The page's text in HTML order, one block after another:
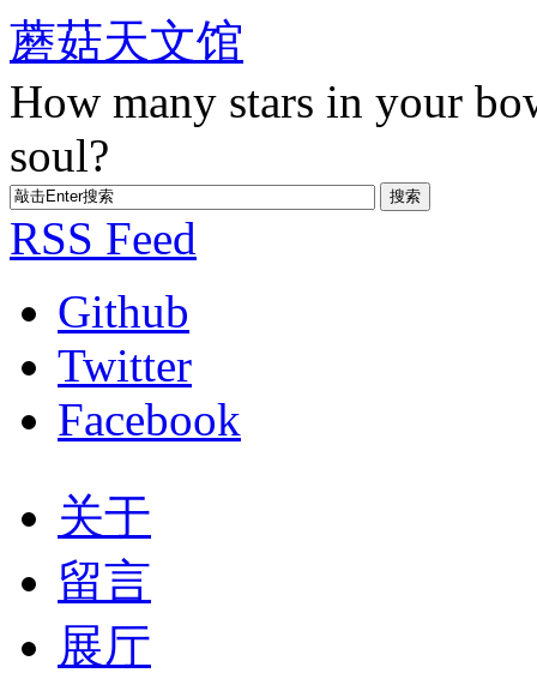
蘑菇天文馆
How many stars in your
soul?
RSS Feed
Github
Twitter
Facebook
关于
留言
展厅